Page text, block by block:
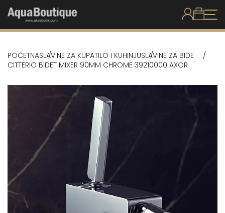
POČETNASLAVINE ZA KUPATILO I KUHINJUSLAVINE ZA BIDE
CITTERIO BIDET MIXER 90MM CHROME 39210000 AXOR